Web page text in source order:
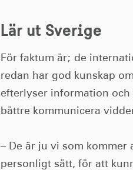
Lär ut Sverige
För faktum är; de
redan har god kunskap
efterlyser information och
bättre kommunicera
– De är ju vi som
personligt sätt, för att